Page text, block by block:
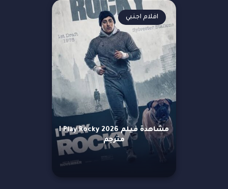
مشاهدة فيلم I Play Rocky 2026
مترجم
افلام اجنبي